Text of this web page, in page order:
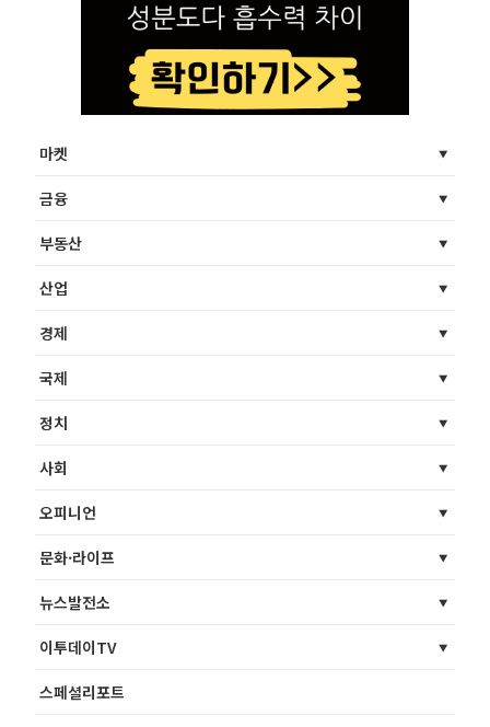
마켓
금융
부동산
산업
경제
국제
정치
사회
오피니언
문화·라이프
뉴스발전소
이투데이TV
스페셜리포트